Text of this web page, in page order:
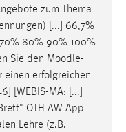
zum Thema
[...] 66,7%
80% 90% 100%
Sie den Moodle-
einen erfolgreichen
[WEBIS-MA: [...]
OTH AW App
Lehre (z.B.